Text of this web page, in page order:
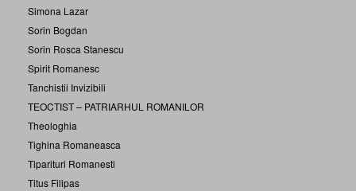
Simona Lazar
Sorin Bogdan
Sorin Rosca Stanescu
Spirit Romanesc
Tanchistii Invizibili
TEOCTIST – PATRIARHUL ROMANILOR
Theologhia
Tighina Romaneasca
Tiparituri Romanesti
Titus Filipas